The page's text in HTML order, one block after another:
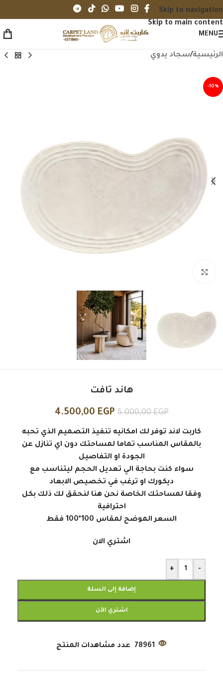
Skip to navigation
Skip to main content
MENU
الرئيسية/سجاد يدوي
-10%
هاند تافت
5.000,00EGP
4.500,00 EGP
كاربت لاند توفر لك امكانيه تنفيذ التصميم الذي تحبه
بالمقاس المناسب تماما لمساحتك دون اي تنازل عن
الجودة او التفاصيل
سواء كنت بحاجة الي تعديل الحجم ليتناسب مع
ديكورك او ترغب في تخصيص الابعاد
وفقا لمساحتك الخاصة نحن هنا لنحقق لك ذلك بكل
احترافية
السعر الموضح لمقاس 100*100 فقط
اشتري الان
-
+
إضافة إلى السلة
اشتري الآن
78961 عدد مشاهدات المنتج